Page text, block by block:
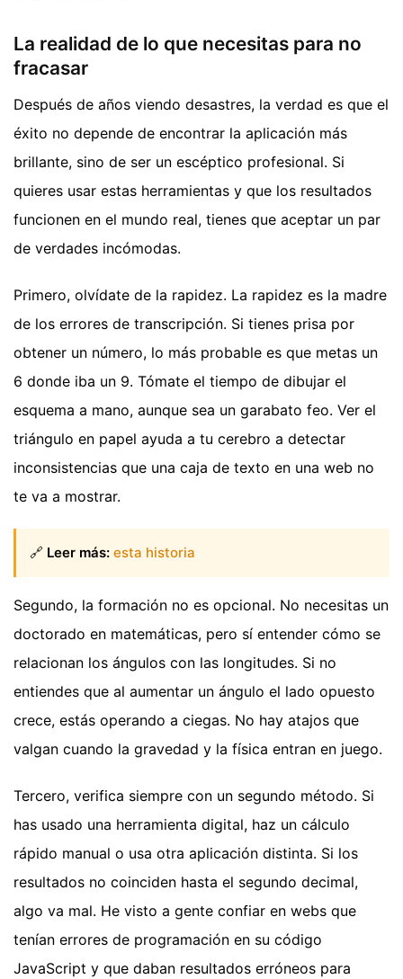
La realidad de lo que necesitas para no
fracasar
Después de años viendo desastres, la verdad es que el
éxito no depende de encontrar la aplicación más
brillante, sino de ser un escéptico profesional. Si
quieres usar estas herramientas y que los resultados
funcionen en el mundo real, tienes que aceptar un par
de verdades incómodas.
Primero, olvídate de la rapidez. La rapidez es la madre
de los errores de transcripción. Si tienes prisa por
obtener un número, lo más probable es que metas un
6 donde iba un 9. Tómate el tiempo de dibujar el
esquema a mano, aunque sea un garabato feo. Ver el
triángulo en papel ayuda a tu cerebro a detectar
inconsistencias que una caja de texto en una web no
te va a mostrar.
🔗 Leer más: esta historia
Segundo, la formación no es opcional. No necesitas un
doctorado en matemáticas, pero sí entender cómo se
relacionan los ángulos con las longitudes. Si no
entiendes que al aumentar un ángulo el lado opuesto
crece, estás operando a ciegas. No hay atajos que
valgan cuando la gravedad y la física entran en juego.
Tercero, verifica siempre con un segundo método. Si
has usado una herramienta digital, haz un cálculo
rápido manual o usa otra aplicación distinta. Si los
resultados no coinciden hasta el segundo decimal,
algo va mal. He visto a gente confiar en webs que
tenían errores de programación en su código
JavaScript y que daban resultados erróneos para